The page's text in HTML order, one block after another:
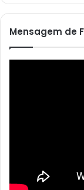
Mensagem de